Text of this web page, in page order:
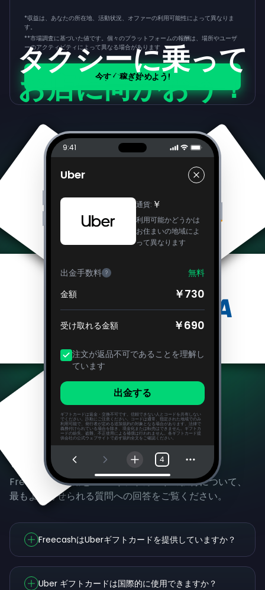
*収益は、あなたの所在地、活動状況、オファーの利用可能性によって異なりま
す。
**市場調査に基づいた値です。個々のプラットフォームの報酬は、場所やユーザ
ーのアクティビティによって異なる場合があります
今すぐ稼ぎ始めよう!
タクシーに乗って
お店に向かおう！
9:41
Uber
通貨: ￥
利用可能かどうかは
お住まいの地域によ
って異なります
出金手数料 ?
無料
金額
￥730
受け取れる金額 ￥690
注文が返品不可であることを理解し
ています
出金する
ギフトカードは返金・交換不可です。信頼できない人とコードを共有しない
でください。詐欺にご注意ください。コードは通常、指定された地域でのみ
利用可能で、発行者が定める追加規約の対象となる場合があります。法律で
義務付けられている場合を除き、現金化または転売はできません。ギフトカ
ードの紛失、盗難、不正使用による補償は行われません。各ギフトカード提
供会社の公式ウェブサイトで必ず規約全文をご確認ください。
4
よくある質問
Freecashの使用とUberギフトカードの獲得について、
最もよく寄せられる質問への回答をご覧ください。
FreecashはUberギフトカードを提供していますか？
Uber ギフトカードは国際的に使用できますか？